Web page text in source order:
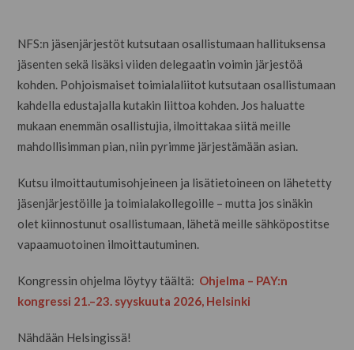
NFS:n jäsenjärjestöt kutsutaan osallistumaan hallituksensa
jäsenten sekä lisäksi viiden delegaatin voimin järjestöä
kohden. Pohjoismaiset toimialaliitot kutsutaan osallistumaan
kahdella edustajalla kutakin liittoa kohden. Jos haluatte
mukaan enemmän osallistujia, ilmoittakaa siitä meille
mahdollisimman pian, niin pyrimme järjestämään asian.
Kutsu ilmoittautumisohjeineen ja lisätietoineen on lähetetty
jäsenjärjestöille ja toimialakollegoille – mutta jos sinäkin
olet kiinnostunut osallistumaan, lähetä meille sähköpostitse
vapaamuotoinen ilmoittautuminen.
Kongressin ohjelma löytyy täältä: Ohjelma – PAY:n
kongressi 21.–23. syyskuuta 2026, Helsinki
Nähdään Helsingissä!